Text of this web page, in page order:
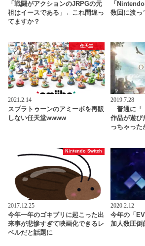
「戦闘がアクションのJRPGの元
祖はイースである」←これ間違っ
てますか？
「
数回に渡
任天堂
2021.2.14
スプラトゥーンのアミーボを再販
しない任天堂wwww
2019.7.28
普通に「
作品が遊び
っちゃっ
Nintendo Switch
2017.12.25
今年一年のゴキブリに起こった出
来事が悲惨すぎて映画化できるレ
ベルだと話題に
2020.2.12
今年の「
加人数圧倒